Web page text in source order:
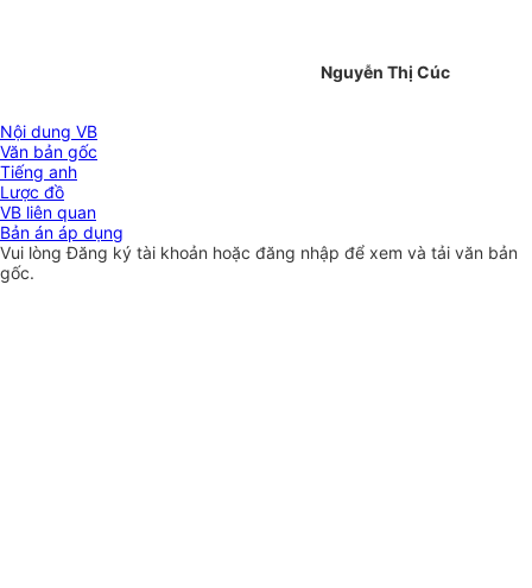
Nguyễn Thị Cúc
Nội dung VB
Văn bản gốc
Tiếng anh
Lược đồ
VB liên quan
Bản án áp dụng
Vui lòngĐăng ký tài khoản hoặc đăng nhập để xem và tải văn bản
gốc.